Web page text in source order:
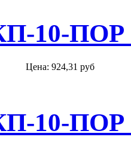
10-ПОР
Цена: 924,31 руб
10-ПОР